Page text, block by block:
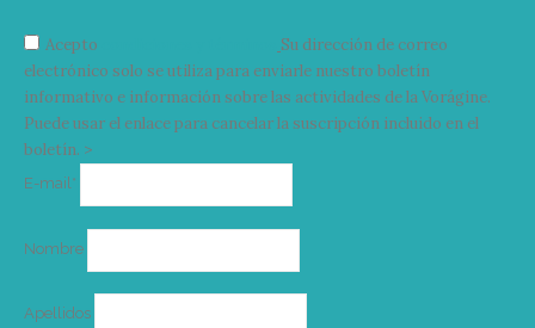
Acepto
Su dirección de correo
electrónico solo se utiliza para enviarle nuestro boletín
informativo e información sobre las actividades de la Vorágine.
Puede usar el enlace para cancelar la suscripción incluido en el
boletín. >
E-mail*
Nombre
Apellidos